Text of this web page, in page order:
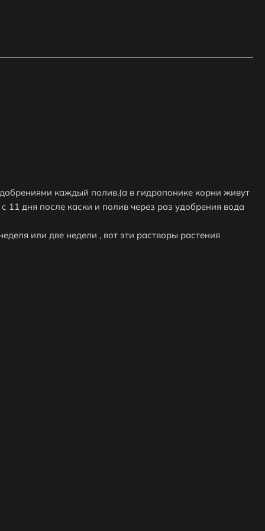
каждый полив,(а в гидропонике корни живут
11 дня после каски и полив через раз удобрения вода
или две недели , вот эти растворы растения